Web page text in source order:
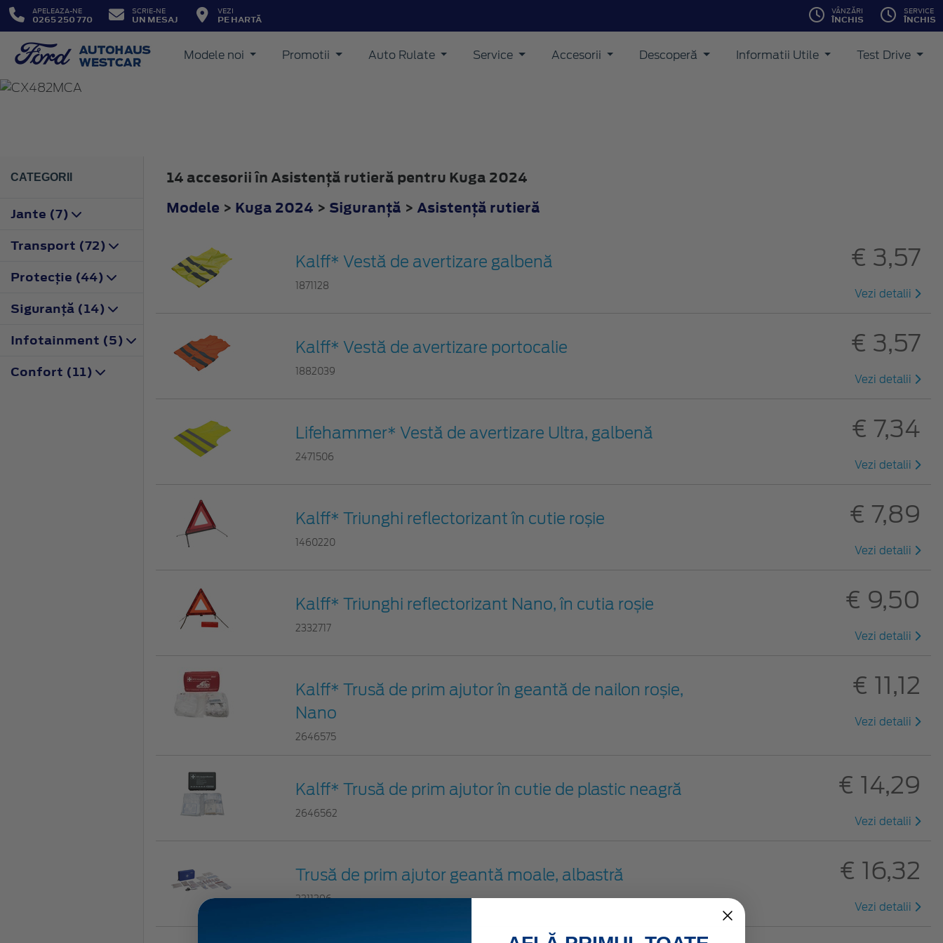
APELEAZA-NE
0265 250 770
SCRIE-NE
UN MESAJ
VEZI
PE HARTĂ
VÂNZĂRI
ÎNCHIS
SERVICE
ÎNCHIS
Modele noi Promotii Auto Rulate Service Accesorii Descoperă Informatii Utile Test Drive
KUGA
CATEGORII
Jante (7)
Transport (72)
Protecţie (44)
Siguranţă (14)
Infotainment (5)
Confort (11)
14 accesorii în Asistenţă rutieră pentru Kuga 2024
Modele > Kuga 2024 > Siguranţă > Asistenţă rutieră
Kalff* Vestă de avertizare galbenă
1871128
€ 3,57
Vezi detalii
Kalff* Vestă de avertizare portocalie
1882039
€ 3,57
Vezi detalii
Lifehammer* Vestă de avertizare Ultra, galbenă
2471506
€ 7,34
Vezi detalii
Kalff* Triunghi reflectorizant în cutie roșie
1460220
€ 7,89
Vezi detalii
Kalff* Triunghi reflectorizant Nano, în cutia roșie
2332717
€ 9,50
Vezi detalii
Kalff* Trusă de prim ajutor în geantă de nailon roșie,
Nano
2646575
€ 11,12
Vezi detalii
Kalff* Trusă de prim ajutor în cutie de plastic neagră
2646562
€ 14,29
Vezi detalii
Trusă de prim ajutor geantă moale, albastră
2311396
€ 16,32
Vezi detalii